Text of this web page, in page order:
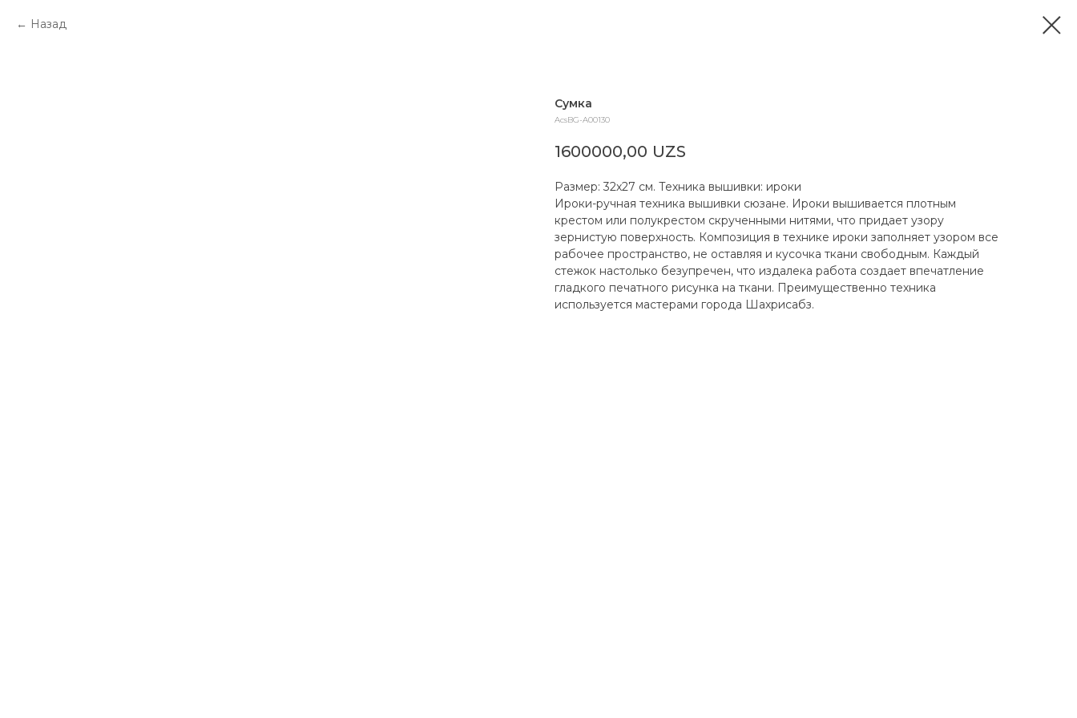
Назад
Сумка
AcsBG-A00130
1600000,00 UZS
Размер: 32х27 см. Техника вышивки: ироки
Ироки-ручная техника вышивки сюзане. Ироки вышивается плотным
крестом или полукрестом скрученными нитями, что придает узору
зернистую поверхность. Композиция в технике ироки заполняет узором все
рабочее пространство, не оставляя и кусочка ткани свободным. Каждый
стежок настолько безупречен, что издалека работа создает впечатление
гладкого печатного рисунка на ткани. Преимущественно техника
используется мастерами города Шахрисабз.